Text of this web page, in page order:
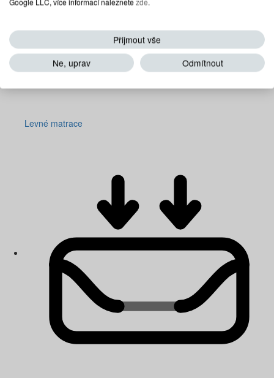
Levné matrace
Přijmout vše
Ne, uprav
Odmítnout